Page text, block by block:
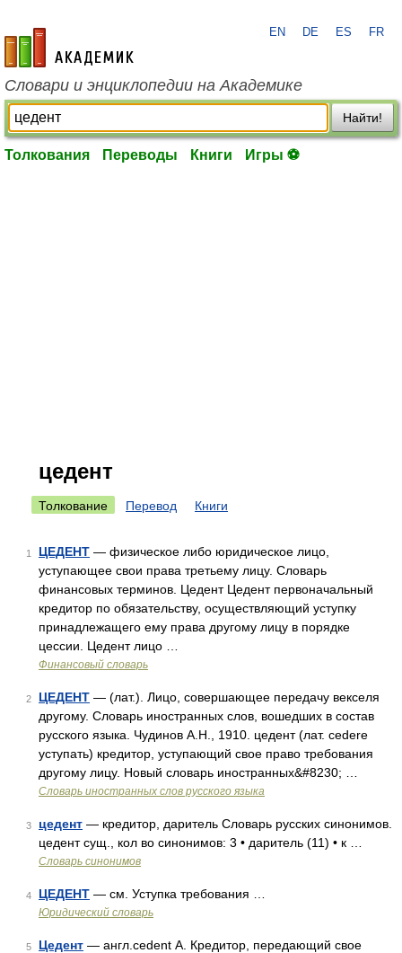
academic.ru
EN DE ES FR
Словари и энциклопедии на Академике
Найти!
Толкования Переводы Книги Игры ⚽
цедент
Толкование Перевод Книги
1 ЦЕДЕНТ — физическое либо юридическое лицо,
уступающее свои права третьему лицу. Словарь
финансовых терминов. Цедент Цедент первоначальный
кредитор по обязательству, осуществляющий уступку
принадлежащего ему права другому лицу в порядке
цессии. Цедент лицо …
Финансовый словарь
2 ЦЕДЕНТ — (лат.). Лицо, совершающее передачу векселя
другому. Словарь иностранных слов, вошедших в состав
русского языка. Чудинов А.Н., 1910. цедент (лат. cedere
уступать) кредитор, уступающий свое право требования
другому лицу. Новый словарь иностранных&#8230; …
Словарь иностранных слов русского языка
3 цедент — кредитор, даритель Словарь русских синонимов.
цедент сущ., кол во синонимов: 3 • даритель (11) • к …
Словарь синонимов
4 ЦЕДЕНТ — см. Уступка требования …
Юридический словарь
5 Цедент — англ.cedent А. Кредитор, передающий свое